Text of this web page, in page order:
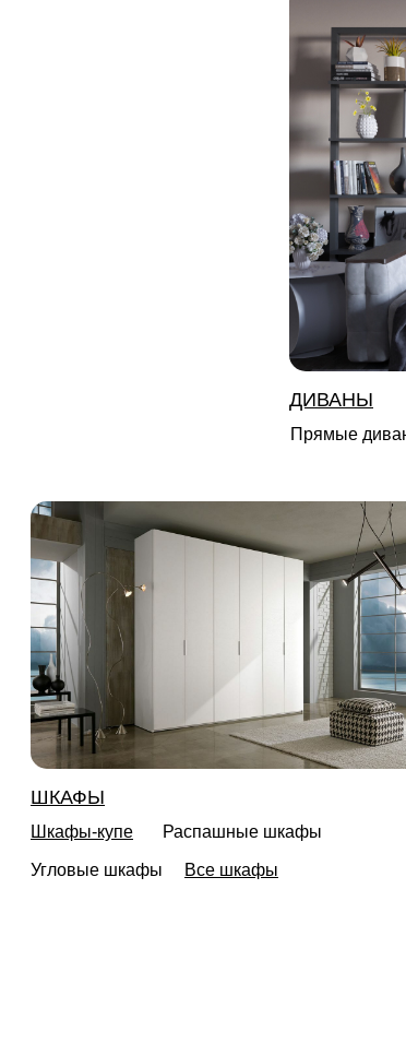
ДИВАНЫ
Прямые
ШКАФЫ
Шкафы-купе Распашные шкафы
Угловые шкафы Все шкафы